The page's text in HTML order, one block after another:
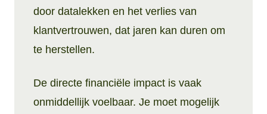
door datalekken en het verlies van
klantvertrouwen, dat jaren kan duren om
te herstellen.
De directe financiële impact is vaak
onmiddellijk voelbaar. Je moet mogelijk